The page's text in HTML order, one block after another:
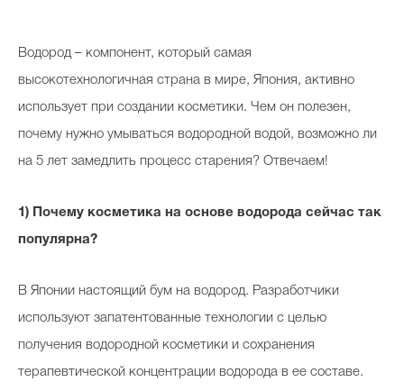
Водород – компонент, который самая
высокотехнологичная страна в мире, Япония, активно
использует при создании косметики. Чем он полезен,
почему нужно умываться водородной водой, возможно ли
на 5 лет замедлить процесс старения? Отвечаем!
1) Почему косметика на основе водорода сейчас так
популярна?
В Японии настоящий бум на водород. Разработчики
используют запатентованные технологии с целью
получения водородной косметики и сохранения
терапевтической концентрации водорода в ее составе.